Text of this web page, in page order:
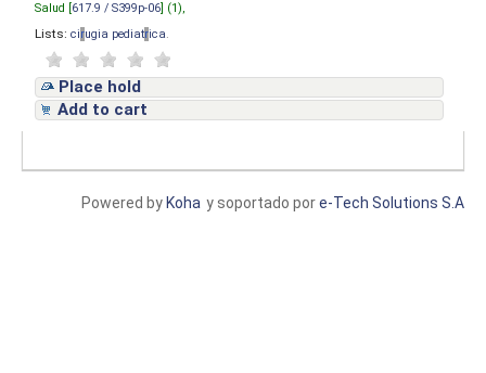
Salud [ 617.9 / S399p-06 ] (1),
Lists: cirugia pediatrica
Place hold
Add to cart
y soportado pore-Tech Solutions S.A
Powered by Koha